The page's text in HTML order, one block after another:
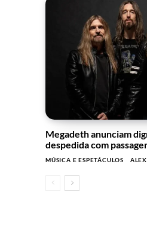
Megadeth anunciam
despedida com
MÚSICA E ESPETÁCULOS